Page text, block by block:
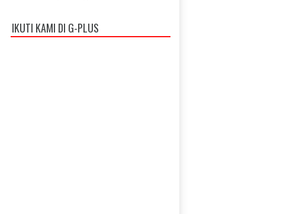
IKUTI KAMI DI G-PLUS